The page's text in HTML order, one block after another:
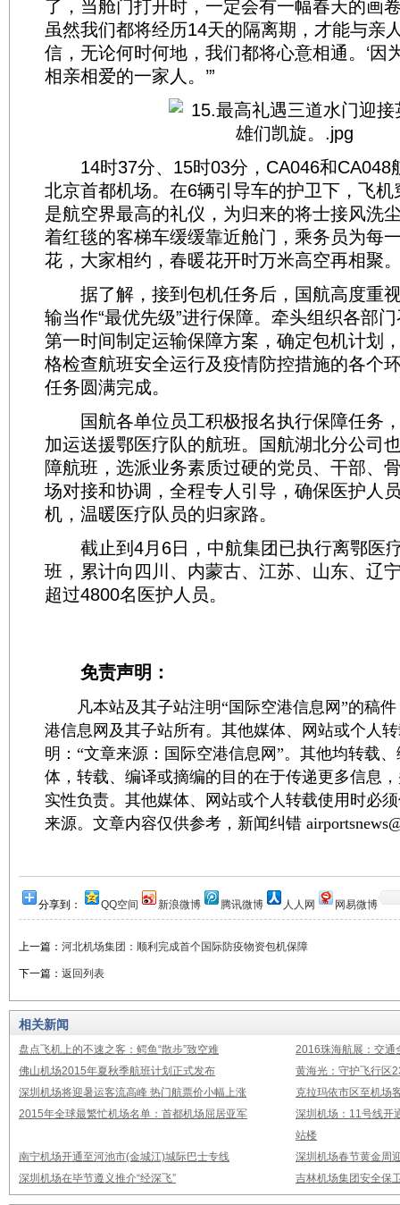
了，当舱门打开时，一定会有一幅春天的画
虽然我们都将经历14天的隔离期，才能与亲
信，无论何时何地，我们都将心意相通。‘因
相亲相爱的一家人。’”
14时37分、15时03分，CA046和CA048
北京首都机场。在6辆引导车的护卫下，飞
是航空界最高的礼仪，为归来的将士接风洗
着红毯的客梯车缓缓靠近舱门，乘务员为每
花，大家相约，春暖花开时万米高空再相聚
据了解，接到包机任务后，国航高度重
输当作“最优先级”进行保障。牵头组织各部
第一时间制定运输保障方案，确定包机计划
格检查航班安全运行及疫情防控措施的各个
任务圆满完成。
国航各单位员工积极报名执行保障任务
加运送援鄂医疗队的航班。国航湖北分公司
障航班，选派业务素质过硬的党员、干部、
场对接和协调，全程专人引导，确保医护人
机，温暖医疗队员的归家路。
截止到4月6日，中航集团已执行离鄂医
班，累计向四川、内蒙古、江苏、山东、辽
超过4800名医护人员。
免责声明：
凡本站及其子站注明“国际空港信息网”的稿件
港信息网及其子站所有。其他媒体、网站或个人
明：“文章来源：国际空港信息网”。其他均转载
体，转载、编译或摘编的目的在于传递更多信息
实性负责。其他媒体、网站或个人转载使用时必
来源。文章内容仅供参考，新闻纠错
分享到： QQ空间 新浪微博 腾讯微博 人人网 网易微博
上一篇： 河北机场集团：顺利完成首个国际防疫物资包机保障
下一篇： 返回列表
相关新闻
盘点飞机上的不速之客：鳄鱼“散步”致空难
2016珠海航展：交通
佛山机场2015年夏秋季航班计划正式发布
黄海光：守护飞行区
深圳机场将迎暑运客流高峰 热门航票价小幅上涨
克拉玛依市区至机场
2015年全球最繁忙机场名单：首都机场屈居亚军
深圳机场：11号线开
站楼
南宁机场开通至河池市(金城江)城际巴士专线
深圳机场春节黄金周
深圳机场在毕节遵义推介“经深飞”
吉林机场集团安全保